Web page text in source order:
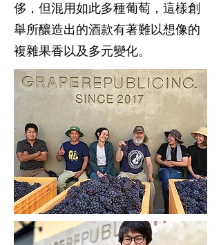
侈，但混用如此多種葡萄，這樣創
舉所釀造出的酒款有著難以想像的
複雜果香以及多元變化。